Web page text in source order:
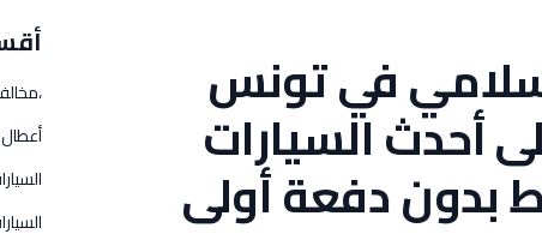
في تونس
السيارات
بدون دفعة أولى
أعطال